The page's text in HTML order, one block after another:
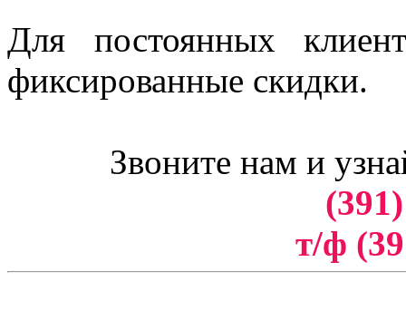
Для постоянных
фиксированные скидки.
Звоните нам и
т/ф